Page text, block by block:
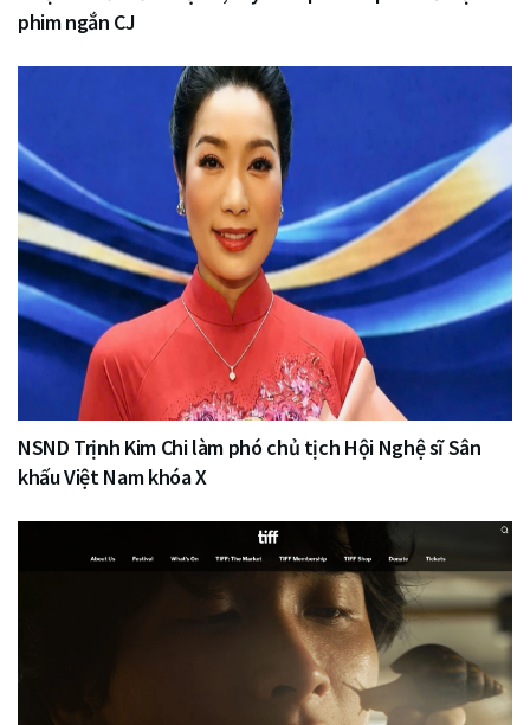
phim ngắn CJ
NSND Trịnh Kim Chi làm phó chủ tịch Hội Nghệ sĩ Sân
khấu Việt Nam khóa X